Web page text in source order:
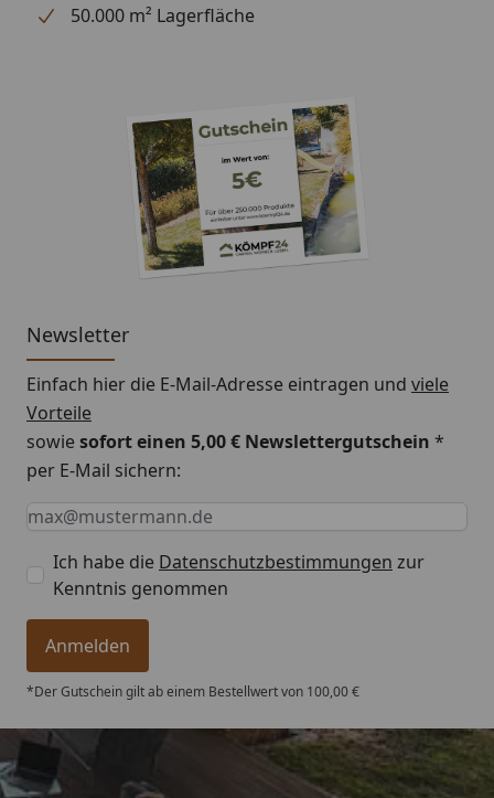
Verwendung
andere Form der Abdeckung (z.
B. Holzlatte) möglich
Professioneller Montageservice
zum Festpreis erhältlich
(nur bei gleichzeitiger Montage
Montageanleitung EPDM Dachfolie
50.000 m² Lagerfläche
Newsletter
Einfach hier die E-Mail-Adresse eintragen und viele
Vorteile
sowiesofort einen 5,00 € Newslettergutschein *
per E-Mail sichern:
Keine Eingabe erforderlich
Eingabe erforderlich
E-Mail *
Ich habe die Datenschutzbestimmungen zur
Kenntnis genommen
Anmelden
*Der Gutschein gilt ab einem Bestellwert von 100,00 €